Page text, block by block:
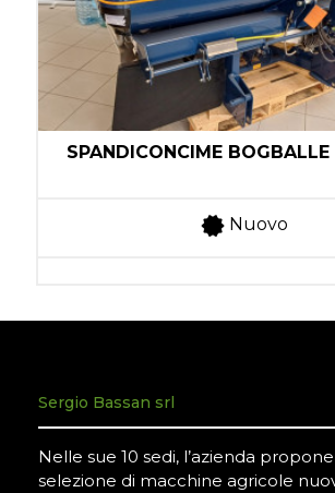
SPANDICONCIME
Nuovo
Sergio Bassan srl
Nelle sue 10 sedi, l’azienda
selezione di macchine agricole